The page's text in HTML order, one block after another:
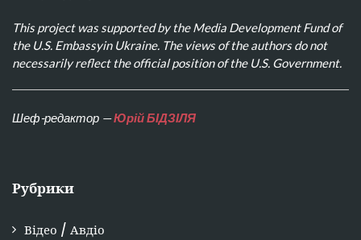
This project was supported by the Media Development Fund of
the U.S. Embassyin Ukraine. The views of the authors do not
necessarily reflect the official position of the U.S. Government.
Шеф-редактор —Юрій БІДЗІЛЯ
Рубрики
Відео / Авдіо